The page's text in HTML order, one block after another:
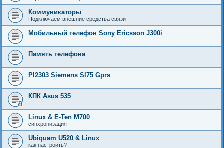
Коммуникаторы
Подключаем внешние средства связи
Мобильный телефон Sony Ericsson J300i
Память телефона
Pl2303 Siemens Sl75 Gprs
КПК Asus 535
Linux & E-Ten M700
синхронизация
Ubiquam U520 & Linux
как настроить?